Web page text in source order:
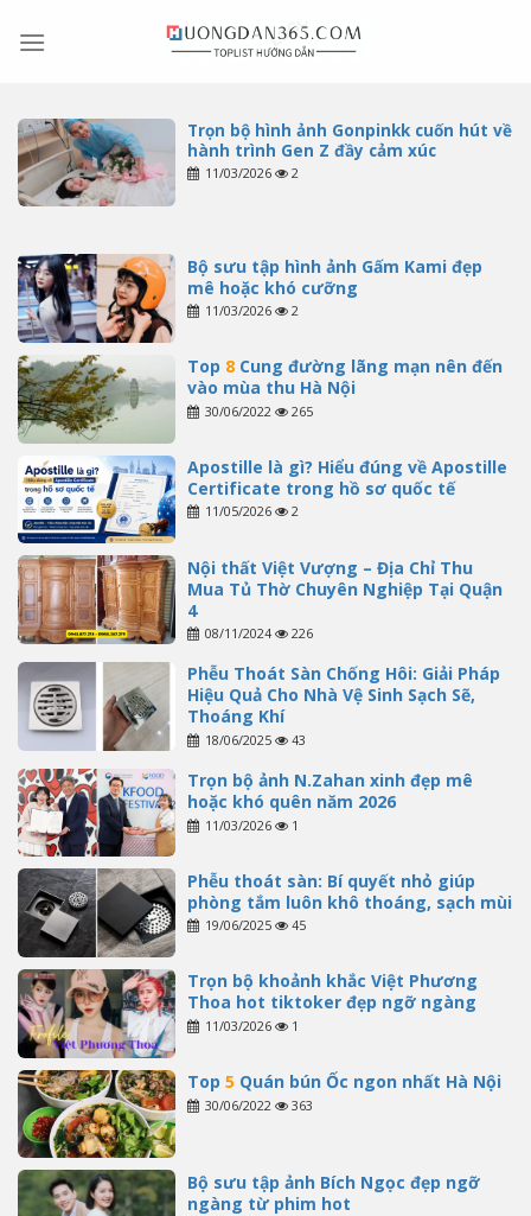
Trọn bộ hình ảnh Gonpinkk cuốn hút về
hành trình Gen Z đầy cảm xúc
11/03/2026 2
Bộ sưu tập hình ảnh Gấm Kami đẹp
mê hoặc khó cưỡng
11/03/2026 2
Top 8Cung đường lãng mạn nên đến
vào mùa thu Hà Nội
30/06/2022 265
Apostille là gì? Hiểu đúng về Apostille
Certificate trong hồ sơ quốc tế
11/05/2026 2
Nội thất Việt Vượng – Địa Chỉ Thu
Mua Tủ Thờ Chuyên Nghiệp Tại Quận
4
08/11/2024 226
Phễu Thoát Sàn Chống Hôi: Giải Pháp
Hiệu Quả Cho Nhà Vệ Sinh Sạch Sẽ,
Thoáng Khí
18/06/2025 43
Trọn bộ ảnh N.Zahan xinh đẹp mê
hoặc khó quên năm 2026
11/03/2026 1
Phễu thoát sàn: Bí quyết nhỏ giúp
phòng tắm luôn khô thoáng, sạch mùi
19/06/2025 45
Trọn bộ khoảnh khắc Việt Phương
Thoa hot tiktoker đẹp ngỡ ngàng
11/03/2026 1
Top 5 Quán bún Ốc ngon nhất Hà Nội
30/06/2022 363
Bộ sưu tập ảnh Bích Ngọc đẹp ngỡ
ngàng từ phim hot